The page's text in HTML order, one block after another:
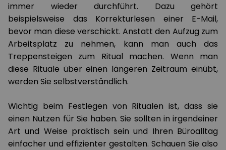
immer wieder durchführt. Dazu gehört
beispielsweise das Korrekturlesen einer E-Mail,
bevor man diese verschickt. Anstatt den Aufzug zum
Arbeitsplatz zu nehmen, kann man auch das
Treppensteigen zum Ritual machen. Wenn man
diese Rituale über einen längeren Zeitraum einübt,
werden Sie selbstverständlich.
Wichtig beim Festlegen von Ritualen ist, dass sie
einen Nutzen für Sie haben. Sie sollten in irgendeiner
Art und Weise praktisch sein und Ihren Büroalltag
einfacher und effizienter gestalten. Schauen Sie also